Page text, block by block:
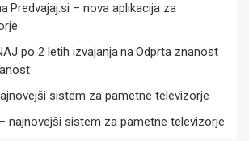
Predvajaj.si – nova aplikacija za
po 2 letih izvajanjana Odprta znanost
sistem za pametne televizorje
najnovejši sistem za pametne televizorje